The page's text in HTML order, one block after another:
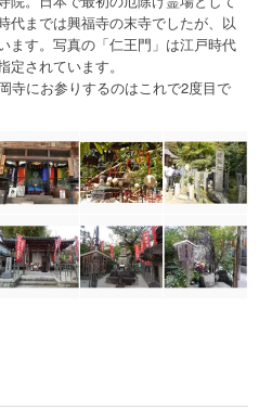
代までは興福寺の末寺でしたが、以
ます。写真の「仁王門」は江戸時代
されています。
寺にお参りするのはこれで2度目で